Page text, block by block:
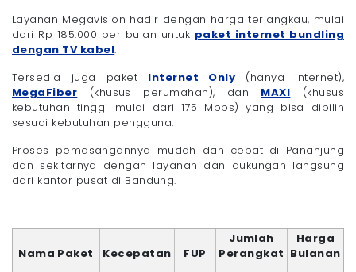
Layanan Megavision hadir dengan harga terjangkau, mulai
dari Rp 185.000 per bulan untuk paket internet bundling
dengan TV kabel.
Tersedia juga paket Internet Only (hanya internet),
MegaFiber (khusus perumahan), dan MAXI (khusus
kebutuhan tinggi mulai dari 175 Mbps) yang bisa dipilih
sesuai kebutuhan pengguna.
Proses pemasangannya mudah dan cepat di Pananjung
dan sekitarnya dengan layanan dan dukungan langsung
dari kantor pusat di Bandung.
Nama Paket Kecepatan FUP
Jumlah
Perangkat
Harga
Bulanan